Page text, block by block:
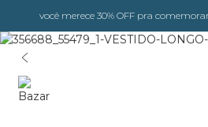
você merece 30% OFF pra